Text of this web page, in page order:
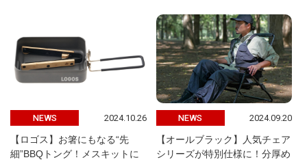
NEWS 2024.10.26
【ロゴス】お箸にもなる“先
細”BBQトング！メスキットに
NEWS 2024.09.20
【オールブラック】人気チェア
シリーズが特別仕様に！分厚め